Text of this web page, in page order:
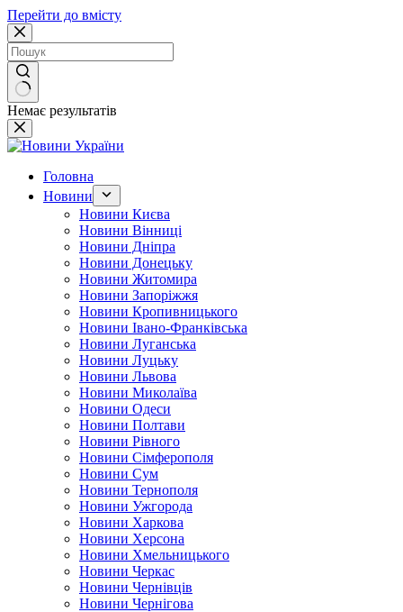
Перейти до вмісту
Немає результатів
Головна
Новини
Новини Києва
Новини Вінниці
Новини Дніпра
Новини Донецьку
Новини Житомира
Новини Запоріжжя
Новини Кропивницького
Новини Івано-Франківська
Новини Луганська
Новини Луцьку
Новини Львова
Новини Миколаїва
Новини Одеси
Новини Полтави
Новини Рівного
Новини Сімферополя
Новини Сум
Новини Тернополя
Новини Ужгорода
Новини Харкова
Новини Херсона
Новини Хмельницького
Новини Черкас
Новини Чернівців
Новини Чернігова